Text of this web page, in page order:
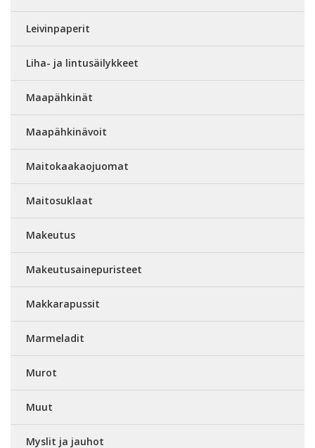
Leivinpaperit
Liha- ja lintusäilykkeet
Maapähkinät
Maapähkinävoit
Maitokaakaojuomat
Maitosuklaat
Makeutus
Makeutusainepuristeet
Makkarapussit
Marmeladit
Murot
Muut
Myslit ja jauhot